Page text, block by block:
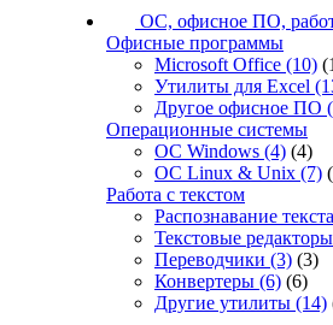
ОС, офисное ПО,
Офисные программы
Microsoft Office (10)
Утилиты для Excel
Другое офисное ПО
Операционные системы
ОС Windows (4) (4)
ОС Linux & Unix (7)
Работа с текстом
Распознавание
Текстовые редакторы
Переводчики (3) (3)
Конвертеры (6) (6)
Другие утилиты (14)